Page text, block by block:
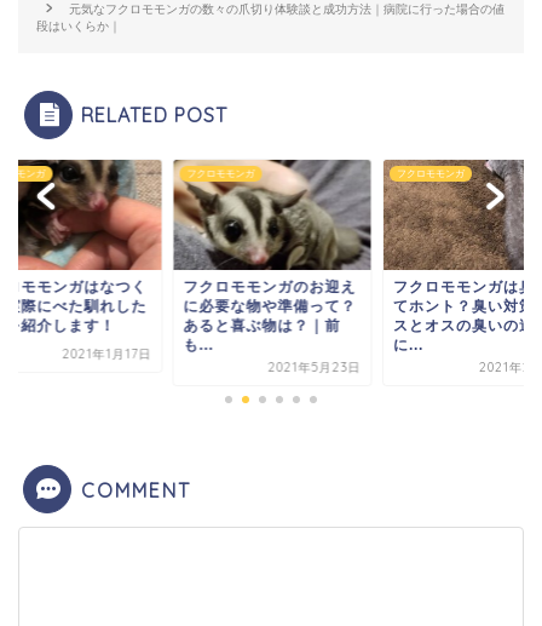
元気なフクロモモンガの数々の爪切り体験談と成功方法｜病院に行った場合の値
段はいくらか｜
RELATED POST
モモンガ
ロモモンガはなつく
実際にべた馴れした
を紹介します！
2021年1月17日
フクロモモンガ
フクロモモンガのお迎え
に必要な物や準備って？
あると喜ぶ物は？｜前
も...
2021年5月23日
フクロモモンガ
フクロモモンガは臭
てホント？臭い対策
スとオスの臭いの違
に...
2021年2
COMMENT